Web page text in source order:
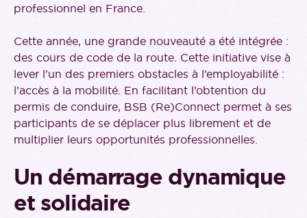
professionnel en France.
Cette année, une grande nouveauté a été intégrée :
des cours de code de la route. Cette initiative vise à
lever l’un des premiers obstacles à l’employabilité :
l’accès à la mobilité. En facilitant l’obtention du
permis de conduire, BSB (Re)Connect permet à ses
participants de se déplacer plus librement et de
multiplier leurs opportunités professionnelles.
Un démarrage dynamique
et solidaire